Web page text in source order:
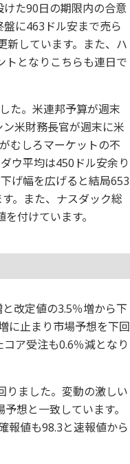
た90日の期限内の合意
に463ドル安まで売ら
新しています。また、ハ
トとなりこちらも連日で
た。米連邦予算が週末
米財務長官が週末に米
むしろマーケットの不
ウ平均は450ドル安余り
げ幅を広げると結局653
。また、ナスダック総
付けています。
改定値の3.5％増から下
に止まり市場予想を下回
ア受注も0.6％減となり
りました。変動の激しい
想と一致しています。
報値も98.3と速報値から